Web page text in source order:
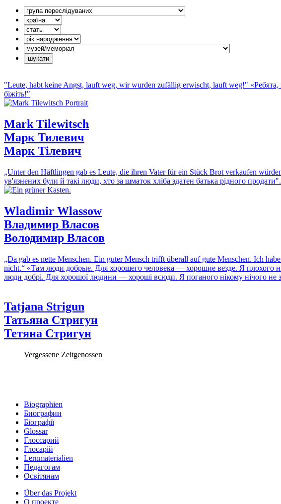
група
переслідуваних
країна
стать
рік
народження
музей/
меморiал
"Leute, habt keine Angst, lauft weg, wir wurden zufällig erwischt, lauft weg!"
біжіть!"
Mark Tilewitsch
Марк Тилевич
Марк Тілевич
„Unter den Häftlingen gab es Leute, die ihren Vater für ein Stück Brot verkaufen
ув'язнених були й такі люди, хто за шматок хліба здатен батька рідного продати".
Wladimir Wlassow
Владимир Власов
Володимир Власов
„Da gab es nette Menschen. Ein guter Mensch trifft überall auf gute Menschen. Ich
nicht.“ «Там люди добрые. Для хорошего человека — хорошие везде. Я плохого
люди добрі. Для хорошої людини — хороші всюди. Я поганого нікому нічого не
Tatjana Strigun
Татьяна Стригун
Тетяна Стригун
Vergessene Zeitgenossen
Biographien
Биографии
Біографії
Glossar
Глоссарий
Глосарій
Lernmaterialien
Педагогам
Освітянам
Über das Projekt
О проекте